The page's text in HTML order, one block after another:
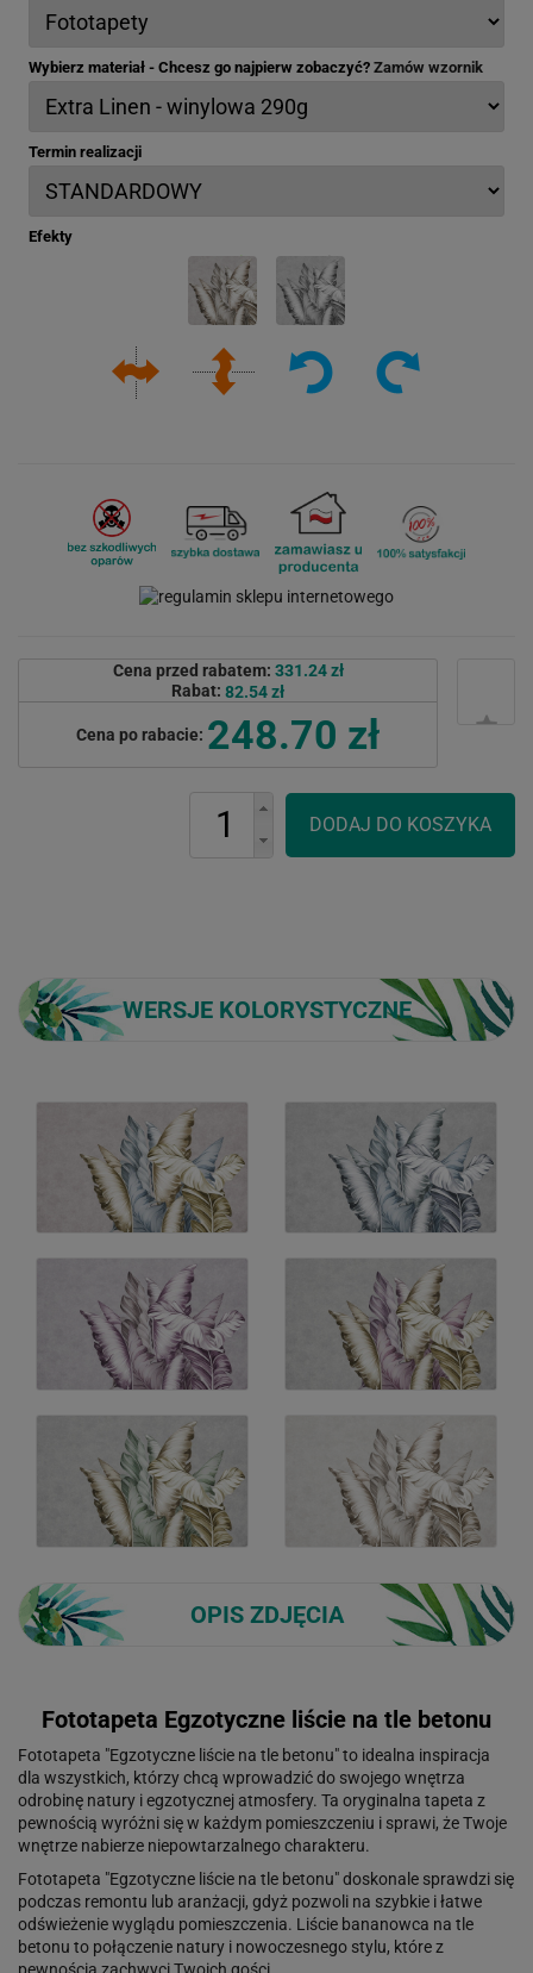
Wybierz materiał - Chcesz go najpierw zobaczyć? Zamów wzornik
Termin realizacji
Efekty
Cena przed rabatem: 331.24 zł
Rabat: 82.54 zł
Cena po rabacie: 248.70 zł
WERSJE KOLORYSTYCZNE
OPIS ZDJĘCIA
Fototapeta Egzotyczne liście na tle betonu
Fototapeta "Egzotyczne liście na tle betonu" to idealna inspiracja
dla wszystkich, którzy chcą wprowadzić do swojego wnętrza
odrobinę natury i egzotycznej atmosfery. Ta oryginalna tapeta z
pewnością wyróżni się w każdym pomieszczeniu i sprawi, że Twoje
wnętrze nabierze niepowtarzalnego charakteru.
Fototapeta "Egzotyczne liście na tle betonu" doskonale sprawdzi się
podczas remontu lub aranżacji, gdyż pozwoli na szybkie i łatwe
odświeżenie wyglądu pomieszczenia. Liście bananowca na tle
betonu to połączenie natury i nowoczesnego stylu, które z
pewnością zachwyci Twoich gości.